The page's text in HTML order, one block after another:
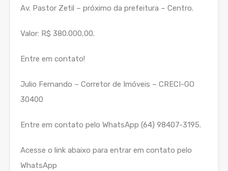
Av. Pastor Zetil – próximo da prefeitura – Centro.
Valor: R$ 380.000,00.
Entre em contato!
Julio Fernando – Corretor de Imóveis – CRECI-GO
30400
Entre em contato pelo WhatsApp (64) 98407-3195.
Acesse o link abaixo para entrar em contato pelo
WhatsApp